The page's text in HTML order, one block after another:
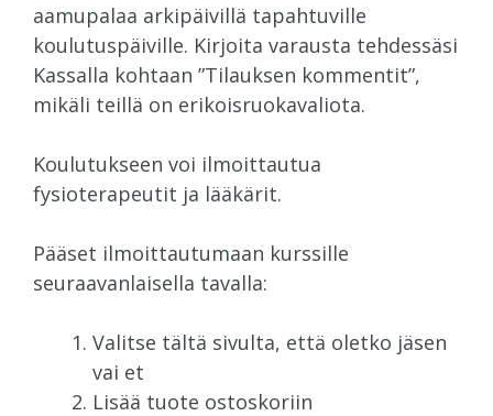
aamupalaa arkipäivillä tapahtuville
koulutuspäiville. Kirjoita varausta tehdessäsi
Kassalla kohtaan ”Tilauksen kommentit”,
mikäli teillä on erikoisruokavaliota.
Koulutukseen voi ilmoittautua
fysioterapeutit ja lääkärit.
Pääset ilmoittautumaan kurssille
seuraavanlaisella tavalla:
Valitse tältä sivulta, että oletko jäsen
vai et
Lisää tuote ostoskoriin